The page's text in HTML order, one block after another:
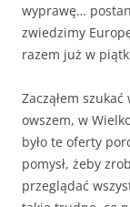
wyprawę…
zwiedzimy
razem już w
Zacząłem
owszem, w
było te oferty
pomysł, żeby
przeglądać